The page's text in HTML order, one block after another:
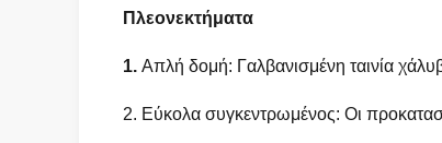
Πλεονεκτήματα
1. Απλή δομή: Γαλβανισμένη ταινία
2. Εύκολα συγκεντρωμένος: Οι